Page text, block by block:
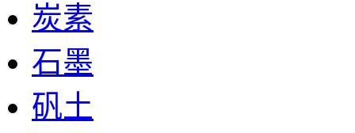
炭素
石墨
矾土